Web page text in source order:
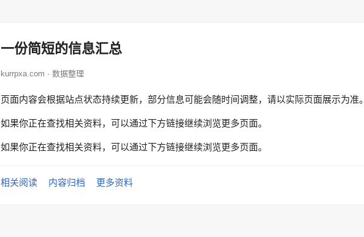
一份简短的信息汇总
kurrpxa.com · 数据整理
页面内容会根据站点状态持续更新，部分信息可能会随时间调整，请以实际页面展示为准。
如果你正在查找相关资料，可以通过下方链接继续浏览更多页面。
如果你正在查找相关资料，可以通过下方链接继续浏览更多页面。
相关阅读 内容归档 更多资料